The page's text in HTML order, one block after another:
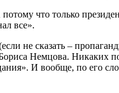
что только
все».
не сказать –
Немцова. Никаких
И вообще, по его